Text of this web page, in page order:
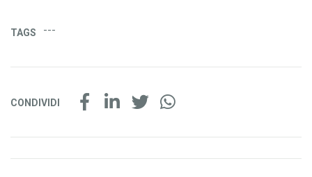
TAGS ---
CONDIVIDI